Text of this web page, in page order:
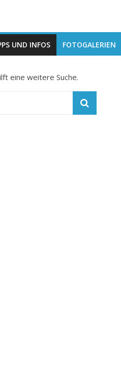
UND INFOS FOTOGALERIEN
eine weitere Suche.